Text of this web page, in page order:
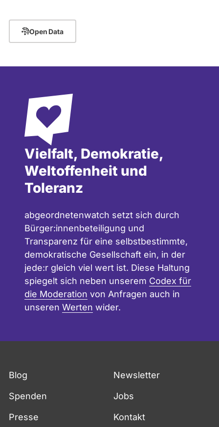
Open Data
Vielfalt, Demokratie,
Weltoffenheit und
Toleranz
abgeordnetenwatch setzt sich durch
Bürger:innenbeteiligung und
Transparenz für eine selbstbestimmte,
demokratische Gesellschaft ein, in der
jede:r gleich viel wert ist. Diese Haltung
spiegelt sich neben unserem Codex für
die Moderation von Anfragen auch in
unseren Werten wider.
Blog Newsletter
Spenden Jobs
Presse Kontakt